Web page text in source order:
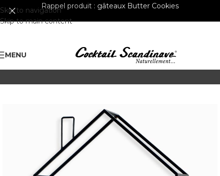
Skip to navigation
Skip to main content
Rappel produit : gâteaux Butter Cookies
MENU